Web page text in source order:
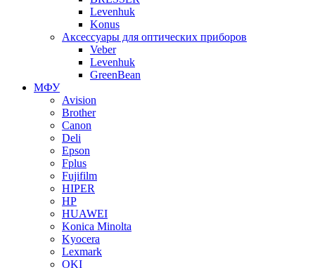
Levenhuk
Konus
Аксессуары для оптических приборов
Veber
Levenhuk
GreenBean
МФУ
Avision
Brother
Canon
Deli
Epson
Fplus
Fujifilm
HIPER
HP
HUAWEI
Konica Minolta
Kyocera
Lexmark
OKI